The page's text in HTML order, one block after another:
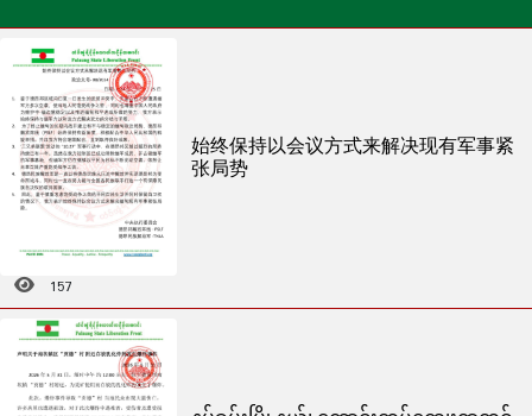
始终保持以会议方式来解决现有军事紧
张局势
157